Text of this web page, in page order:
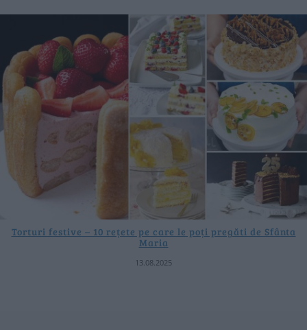
Torturi festive – 10 rețete pe care le poți pregăti de Sfânta
Maria
13.08.2025